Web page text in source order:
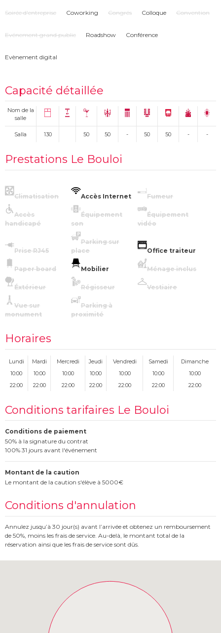
Soirée d'entreprise Coworking Congrés Colloque Convention
Evénement grand public Roadshow Conférence
Evènement digital
Capacité détaillée
Nom de la
salle
Salla 130 50 50 - 50 50 - -
Prestations Le Bouloi
Climatisation Accès Internet Fumeur
Accès
handicapé
Équipement
son
Équipement
vidéo
Prise RJ45
Parking sur
place
Office traiteur
Paper board Mobilier Ménage inclus
Éxtérieur Régisseur Vestiaire
Vue sur
monument
Parking à
proximité
Horaires
Lundi Mardi Mercredi Jeudi Vendredi Samedi
Dimanche
10:00
10:00 10:00 10:00 10:00 10:00
10:00
22:00
22:00 22:00 22:00 22:00 22:00 22:00
Conditions tarifaires Le Bouloi
Conditions de paiement
50% à la signature du contrat
100% 31 jours avant l'événement
Montant de la caution
Le montant de la caution s'élève à 5000€
Conditions d'annulation
Annulez jusqu’à 30 jour(s) avant l’arrivée et obtenez un remboursement
de 50%, moins les frais de service. Au-delà, le montant total de la
réservation ainsi que les frais de service sont dûs.